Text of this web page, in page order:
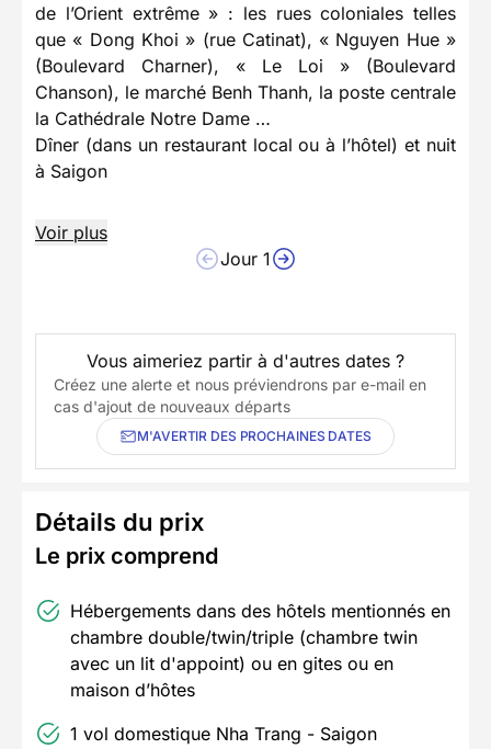
de l’Orient extrême » : les rues coloniales telles
que « Dong Khoi » (rue Catinat), « Nguyen Hue »
(Boulevard Charner), « Le Loi » (Boulevard
Chanson), le marché Benh Thanh, la poste centrale
la Cathédrale Notre Dame …
Dîner (dans un restaurant local ou à l’hôtel) et nuit
à Saigon
Voir plus
Jour 1
Vous aimeriez partir à d'autres dates ?
Créez une alerte et nous préviendrons par e-mail en
cas d'ajout de nouveaux départs
M'AVERTIR DES PROCHAINES DATES
Détails du prix
Le prix comprend
Hébergements dans des hôtels mentionnés en
chambre double/twin/triple (chambre twin
avec un lit d'appoint) ou en gites ou en
maison d’hôtes
1 vol domestique Nha Trang - Saigon